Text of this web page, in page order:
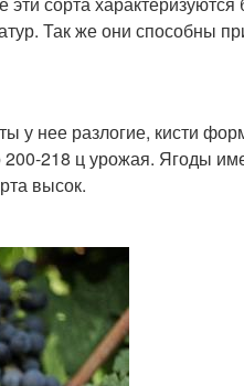
Так же они способны
у нее разлогие, кисти
200-218 ц урожая. Ягоды
высок.